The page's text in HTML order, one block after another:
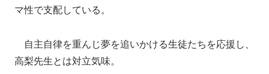
マ性で支配している。
自主自律を重んじ夢を追いかける生徒たちを応援し、
高梨先生とは対立気味。